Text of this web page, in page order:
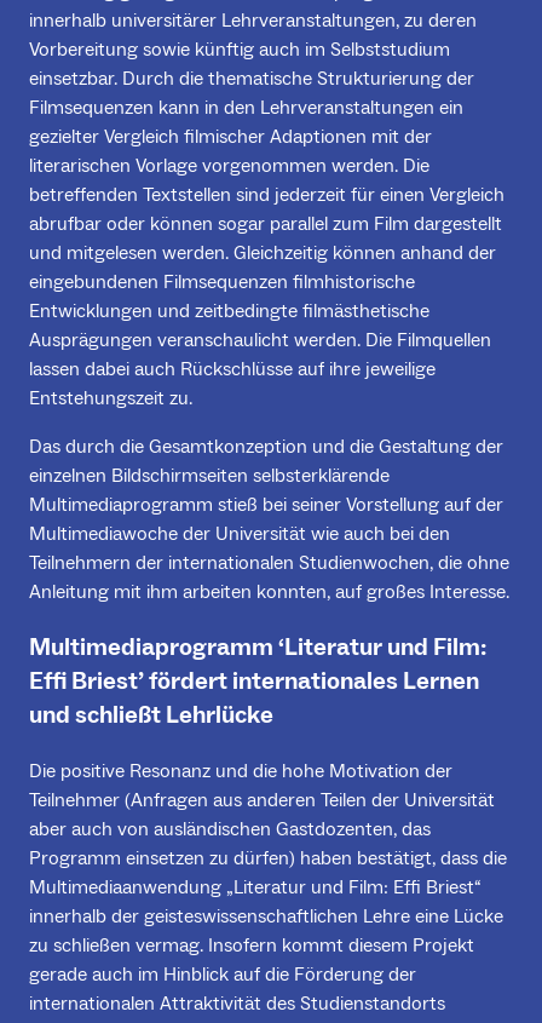
innerhalb universitärer Lehrveranstaltungen, zu deren
Vorbereitung sowie künftig auch im Selbststudium
einsetzbar. Durch die thematische Strukturierung der
Filmsequenzen kann in den Lehrveranstaltungen ein
gezielter Vergleich filmischer Adaptionen mit der
literarischen Vorlage vorgenommen werden. Die
betreffenden Textstellen sind jederzeit für einen Vergleich
abrufbar oder können sogar parallel zum Film dargestellt
und mitgelesen werden. Gleichzeitig können anhand der
eingebundenen Filmsequenzen filmhistorische
Entwicklungen und zeitbedingte filmästhetische
Ausprägungen veranschaulicht werden. Die Filmquellen
lassen dabei auch Rückschlüsse auf ihre jeweilige
Entstehungszeit zu.
Das durch die Gesamtkonzeption und die Gestaltung der
einzelnen Bildschirmseiten selbsterklärende
Multimediaprogramm stieß bei seiner Vorstellung auf der
Multimediawoche der Universität wie auch bei den
Teilnehmern der internationalen Studienwochen, die ohne
Anleitung mit ihm arbeiten konnten, auf großes Interesse.
Multimediaprogramm ‘Literatur und Film:
Effi Briest’ fördert internationales Lernen
und schließt Lehrlücke
Die positive Resonanz und die hohe Motivation der
Teilnehmer (Anfragen aus anderen Teilen der Universität
aber auch von ausländischen Gastdozenten, das
Programm einsetzen zu dürfen) haben bestätigt, dass die
Multimediaanwendung „Literatur und Film: Effi Briest“
innerhalb der geisteswissenschaftlichen Lehre eine Lücke
zu schließen vermag. Insofern kommt diesem Projekt
gerade auch im Hinblick auf die Förderung der
internationalen Attraktivität des Studienstandorts